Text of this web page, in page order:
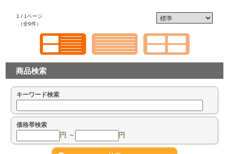
1 / 1ページ
（全9件）
商品検索
キーワード検索
価格帯検索
円 ～ 円